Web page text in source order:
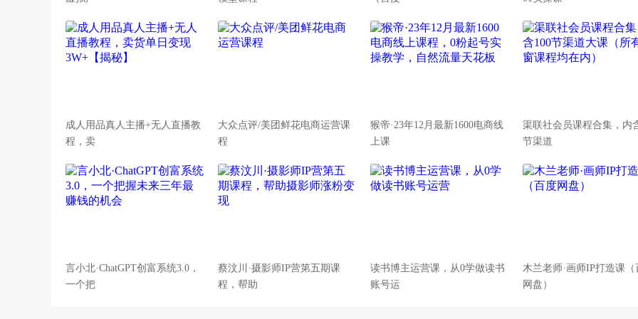
成人用品真人主播+无人直播教
程，卖
大众点评/美团鲜花电商运营课
程
猴帝·23年12月最新1600电商线
上课
渠联社会员课程合集，内
节渠道
言小北·ChatGPT创富系统3.0，
一个把
蔡汶川·摄影师IP营第五期课
程，帮助
读书博主运营课，从0学做读书
账号运
木兰老师·画师IP打造课（
网盘）